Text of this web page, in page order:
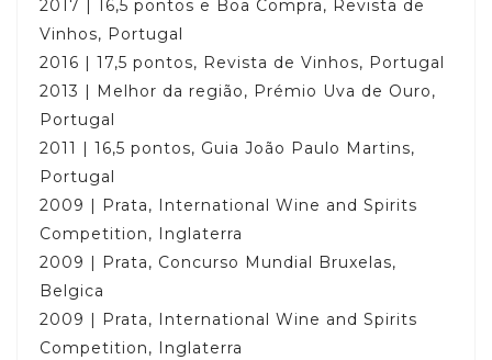
2017 | 16,5 pontos e Boa Compra, Revista de
Vinhos, Portugal
2016 | 17,5 pontos, Revista de Vinhos, Portugal
2013 | Melhor da região, Prémio Uva de Ouro,
Portugal
2011 | 16,5 pontos, Guia João Paulo Martins,
Portugal
2009 | Prata, International Wine and Spirits
Competition, Inglaterra
2009 | Prata, Concurso Mundial Bruxelas,
Belgica
2009 | Prata, International Wine and Spirits
Competition, Inglaterra